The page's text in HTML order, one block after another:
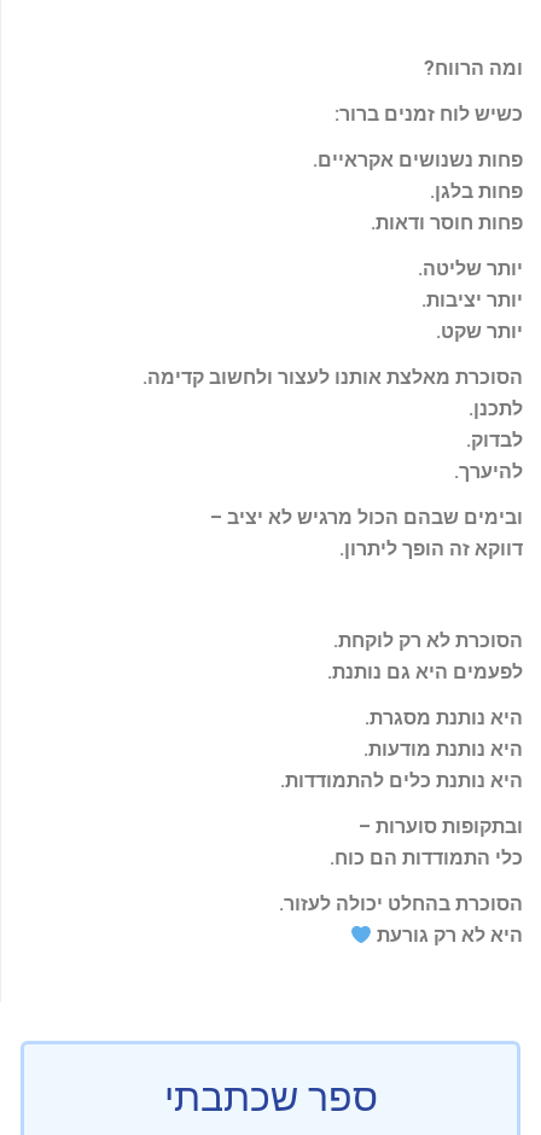
ומה הרווח?
כשיש לוח זמנים ברור:
פחות נשנושים אקראיים.
פחות בלגן.
פחות חוסר ודאות.
יותר שליטה.
יותר יציבות.
יותר שקט.
הסוכרת מאלצת אותנו לעצור ולחשוב קדימה.
לתכנן.
לבדוק.
להיערך.
ובימים שבהם הכול מרגיש לא יציב –
דווקא זה הופך ליתרון.
הסוכרת לא רק לוקחת.
לפעמים היא גם נותנת.
היא נותנת מסגרת.
היא נותנת מודעות.
היא נותנת כלים להתמודדות.
ובתקופות סוערות –
כלי התמודדות הם כוח.
הסוכרת בהחלט יכולה לעזור.
היא לא רק גורעת
ספר שכתבתי